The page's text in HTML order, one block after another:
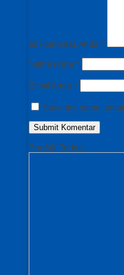
Isi komentar Anda *
Nama Anda *
Email Anda *
Save my name,
Produk Terkait